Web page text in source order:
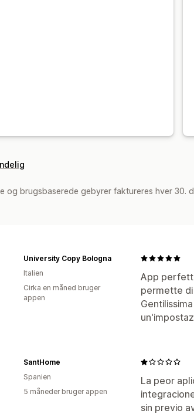
og brugsbaserede gebyrer faktureres hver 30.
App
permette
University Copy Bologna
Italien
Cirka en måned bruger
appen
La peor
sin previo
SantHome
Spanien
5 måneder bruger appen